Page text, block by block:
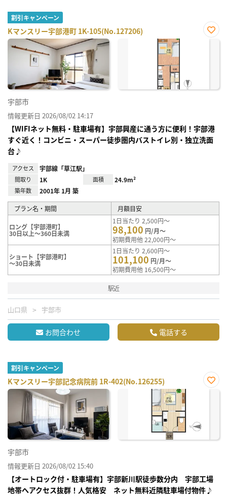
割引キャンペーン
Kマンスリー宇部港町 1K-105(No.127206)
お気
宇部市
情報更新日 2026/08/02 14:17
【WIFIネット無料・駐車場有】宇部興産に通う方に便利！宇部港
すぐ近く！コンビニ・スーパー徒歩圏内バストイレ別・独立洗面
台♪
アクセス 宇部線「草江駅」
間取り 1K 面積 24.9m²
築年数 2001年 1月 築
プラン名・期間 月額目安
ロング【宇部港町】
30日以上～360日未満
1日当たり 2,500円～
98,100 円/月～
初期費用他 22,000円～
ショート【宇部港町】
～30日未満
1日当たり 2,600円～
101,100 円/月～
初期費用他 16,500円～
駅近
山口県 宇部市
お問合わせ 電話する
割引キャンペーン
Kマンスリー宇部記念病院前 1R-402(No.126255)
お気
宇部市
情報更新日 2026/08/02 15:40
【オートロック付・駐車場有】宇部新川駅徒歩数分内 宇部工場
地帯へアクセス抜群！人気格安 ネット無料近隣駐車場付物件♪